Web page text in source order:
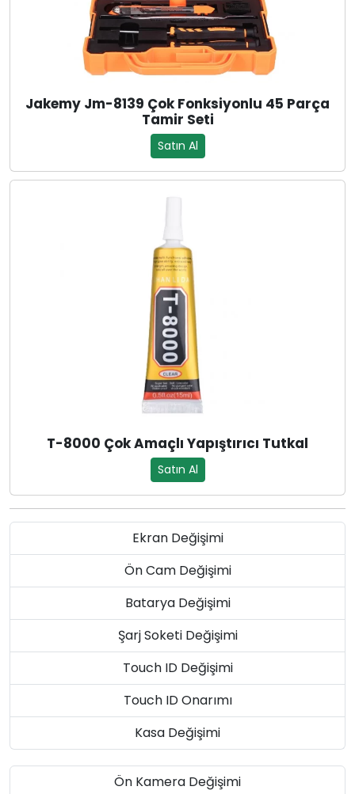
Jakemy Jm-8139 Çok Fonksiyonlu 45 Parça
Tamir Seti
Satın Al
T-8000 Çok Amaçlı Yapıştırıcı Tutkal
Satın Al
Ekran Değişimi
Ön Cam Değişimi
Batarya Değişimi
Şarj Soketi Değişimi
Touch ID Değişimi
Touch ID Onarımı
Kasa Değişimi
Ön Kamera Değişimi